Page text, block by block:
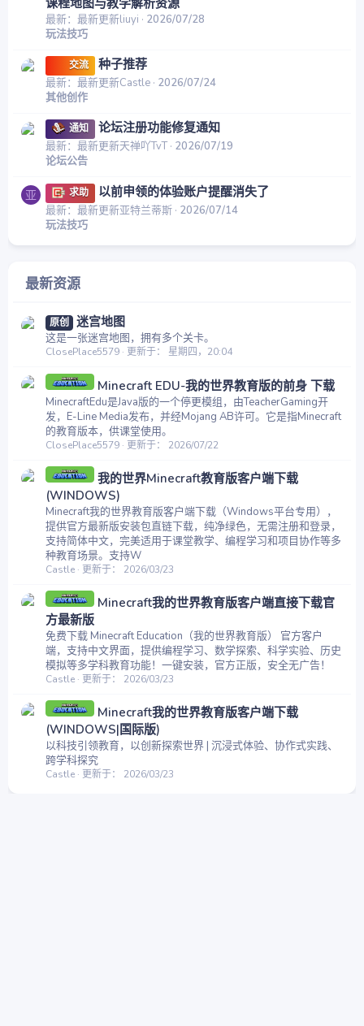
最新：最新更新liuyi
2026/07/28
玩法技巧
交流 种子推荐
最新：最新更新Castle 2026/07/24
其他创作
通知 论坛注册功能修复通知
最新：最新更新天禅吖TvT 2026/07/19
论坛公告
亚 求助 以前申领的体验账户提醒消失了
最新：最新更新亚特兰蒂斯 2026/07/14
玩法技巧
最新资源
原创 迷宫地图
这是一张迷宫地图，拥有多个关卡。
ClosePlace5579 更新于： 星期四，20:04
Minecraft EDU-我的世界教育版的前身 下载
MinecraftEdu是Java版的一个停更模组，由TeacherGaming开
发，E-Line Media发布，并经Mojang AB许可。它是指Minecraft
的教育版本，供课堂使用。
ClosePlace5579 更新于： 2026/07/22
我的世界Minecraft教育版客户端下载
(WINDOWS)
Minecraft我的世界教育版客户端下载（Windows平台专用），
提供官方最新版安装包直链下载，纯净绿色，无需注册和登录，
支持简体中文，完美适用于课堂教学、编程学习和项目协作等多
种教育场景。支持W
Castle 更新于： 2026/03/23
Minecraft我的世界教育版客户端直接下载官
方最新版
免费下载 Minecraft Education（我的世界教育版） 官方客户
端，支持中文界面，提供编程学习、数学探索、科学实验、历史
模拟等多学科教育功能！一键安装，官方正版，安全无广告！
Castle 更新于： 2026/03/23
Minecraft我的世界教育版客户端下载
(WINDOWS|国际版)
以科技引领教育，以创新探索世界 | 沉浸式体验、协作式实践、
跨学科探究
Castle 更新于： 2026/03/23